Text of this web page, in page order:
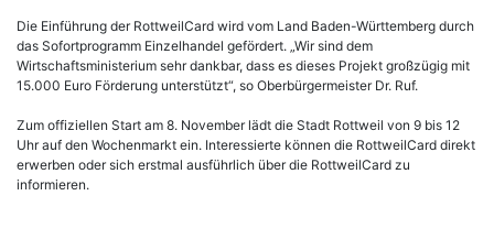
Die Einführung der RottweilCard wird vom Land Baden-Württemberg durch
das Sofortprogramm Einzelhandel gefördert. „Wir sind dem
Wirtschaftsministerium sehr dankbar, dass es dieses Projekt großzügig mit
15.000 Euro Förderung unterstützt“, so Oberbürgermeister Dr. Ruf.
Zum offiziellen Start am 8. November lädt die Stadt Rottweil von 9 bis 12
Uhr auf den Wochenmarkt ein. Interessierte können die RottweilCard direkt
erwerben oder sich erstmal ausführlich über die RottweilCard zu
informieren.